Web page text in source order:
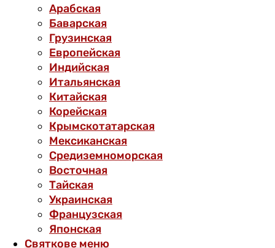
Арабская
Баварская
Грузинская
Европейская
Индийская
Итальянская
Китайская
Корейская
Крымскотатарская
Мексиканская
Средиземноморская
Восточная
Тайская
Украинская
Французская
Японская
Святкове меню